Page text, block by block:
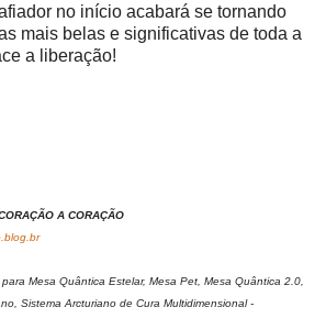
no início acabará se tornando
mais belas e significativas de toda a
a liberação!
A CORAÇÃO
Mesa Quântica Estelar, Mesa Pet, Mesa Quântica 2.0,
Sistema Arcturiano de Cura Multidimensional -